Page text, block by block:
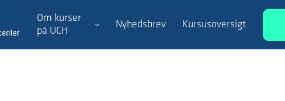
Om kurser
på UCH
Nyhedsbrev Kursusoversigt